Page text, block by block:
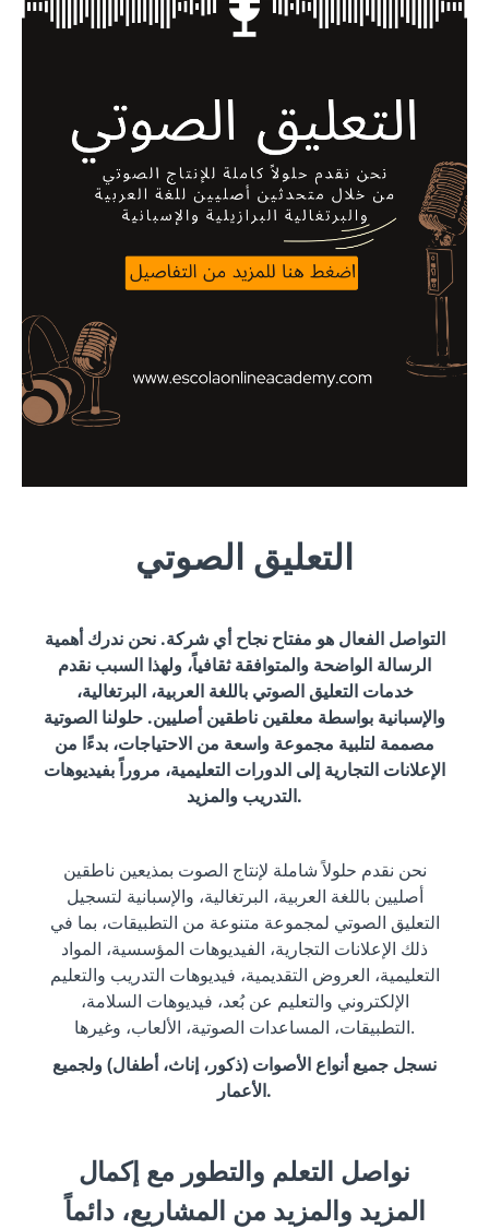
التعليق الصوتي
التواصل الفعال هو مفتاح نجاح أي شركة. نحن ندرك أهمية
الرسالة الواضحة والمتوافقة ثقافياً، ولهذا السبب نقدم
خدمات التعليق الصوتي باللغة العربية، البرتغالية،
والإسبانية بواسطة معلقين ناطقين أصليين. حلولنا الصوتية
مصممة لتلبية مجموعة واسعة من الاحتياجات، بدءًا من
الإعلانات التجارية إلى الدورات التعليمية، مروراً بفيديوهات
التدريب والمزيد.
نحن نقدم حلولاً شاملة لإنتاج الصوت بمذيعين ناطقين
أصليين باللغة العربية، البرتغالية، والإسبانية لتسجيل
التعليق الصوتي لمجموعة متنوعة من التطبيقات، بما في
ذلك الإعلانات التجارية، الفيديوهات المؤسسية، المواد
التعليمية، العروض التقديمية، فيديوهات التدريب والتعليم
الإلكتروني والتعليم عن بُعد، فيديوهات السلامة،
التطبيقات، المساعدات الصوتية، الألعاب، وغيرها.
نسجل جميع أنواع الأصوات (ذكور، إناث، أطفال) ولجميع
الأعمار.
نواصل التعلم والتطور مع إكمال
المزيد والمزيد من المشاريع، دائماً